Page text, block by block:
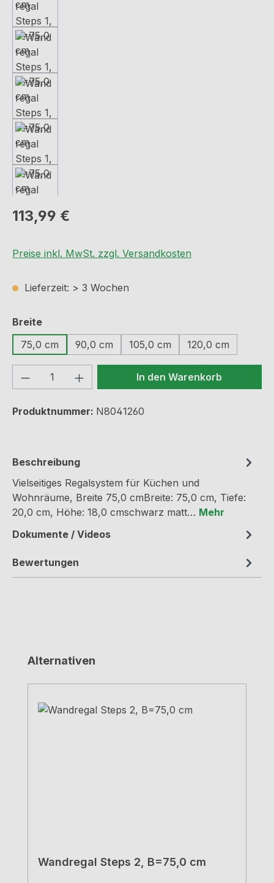
Regulärer Preis:
113,99 €
Preise inkl. MwSt. zzgl. Versandkosten
Lieferzeit: > 3 Wochen
Breiteauswählen
75,0 cm
90,0 cm 105,0 cm 120,0 cm
Produkt Anzahl: Gib denIn den Warenkorb
Produktnummer: N8041260
Beschreibung
Vielseitiges Regalsystem für Küchen und
Wohnräume, Breite 75,0 cmBreite: 75,0 cm, Tiefe:
20,0 cm, Höhe: 18,0 cmschwarz matt… Mehr
Dokumente / Videos
Bewertungen
Produktgalerie überspringen
Alternativen
Wandregal Steps 2, B=75,0 cm